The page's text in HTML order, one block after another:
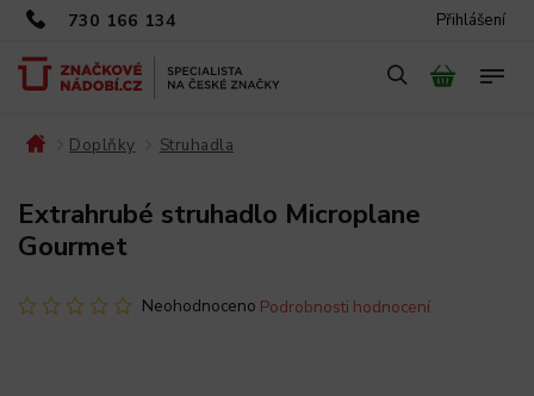
730 166 134 Přihlášení
Doplňky Struhadla
Extrahrubé struhadlo Microplane
Gourmet
Neohodnoceno Podrobnosti hodnocení